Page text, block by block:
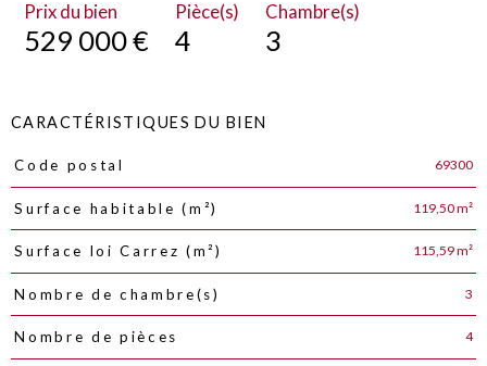
Prix du bien
529 000 €
Pièce(s)
4
Chambre(s)
3
CARACTÉRISTIQUES DU BIEN
Caractéristiques
Code postal 69300
Surface habitable (m²) 119,50 m²
Surface loi Carrez (m²) 115,59 m²
Nombre de chambre(s) 3
Nombre de pièces 4